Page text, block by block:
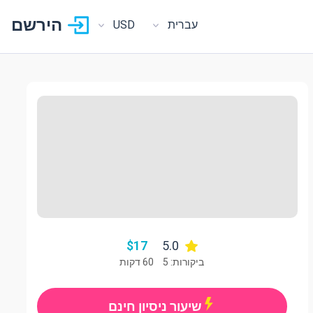
עברית USD הירשם
5.0
ביקורות: 5
17
$
60 דקות
שיעור ניסיון חינם